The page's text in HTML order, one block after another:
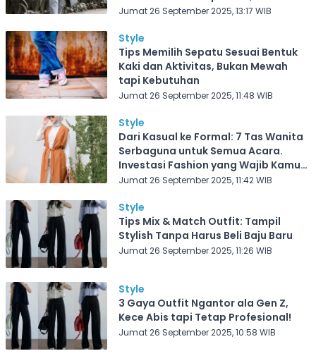
Dirawat
Jumat 26 September 2025, 13:17 WIB
Style
Tips Memilih Sepatu Sesuai Bentuk
Kaki dan Aktivitas, Bukan Mewah
tapi Kebutuhan
Jumat 26 September 2025, 11:48 WIB
Style
Dari Kasual ke Formal: 7 Tas Wanita
Serbaguna untuk Semua Acara.
Investasi Fashion yang Wajib Kamu
Punya
Jumat 26 September 2025, 11:42 WIB
Style
Tips Mix & Match Outfit: Tampil
Stylish Tanpa Harus Beli Baju Baru
Jumat 26 September 2025, 11:26 WIB
Style
3 Gaya Outfit Ngantor ala Gen Z,
Kece Abis tapi Tetap Profesional!
Jumat 26 September 2025, 10:58 WIB